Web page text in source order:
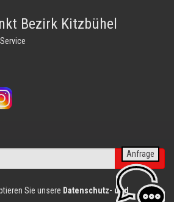
Bezirk Kitzbühel
anmelden
Sie unsere Datenschutz- und
Anfrage